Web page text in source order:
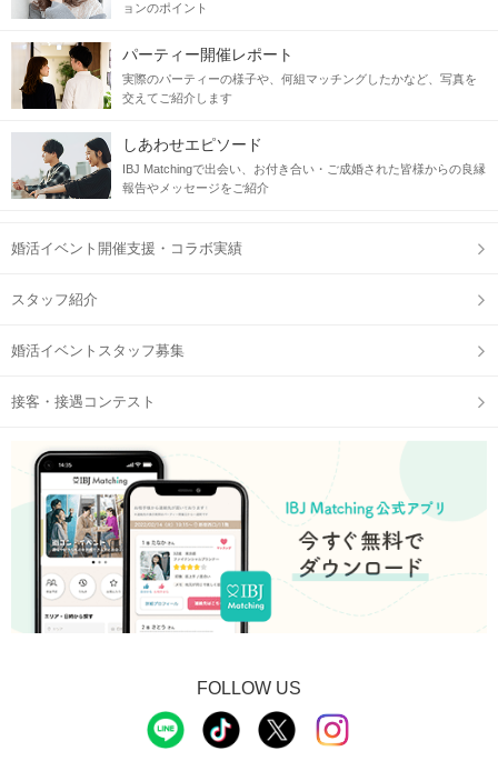
ョンのポイント
パーティー開催レポート
実際のパーティーの様子や、何組マッチングしたかなど、写真を
交えてご紹介します
しあわせエピソード
IBJ Matchingで出会い、お付き合い・ご成婚された皆様からの良縁
報告やメッセージをご紹介
婚活イベント開催支援・コラボ実績
スタッフ紹介
婚活イベントスタッフ募集
接客・接遇コンテスト
FOLLOW US